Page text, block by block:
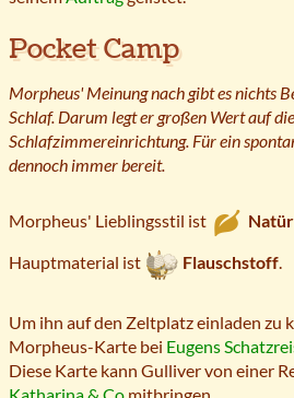
Pocket Camp
Morpheus' Meinung nach gibt es nichts
Schlaf. Darum legt er großen Wert auf
Schlafzimmereinrichtung. Für ein
dennoch immer bereit.
Morpheus' Lieblingsstil ist
Hauptmaterial ist Flauschstoff.
Um ihn auf den Zeltplatz einladen zu
Morpheus-Karte bei Eugens
Diese Karte kann Gulliver von einer